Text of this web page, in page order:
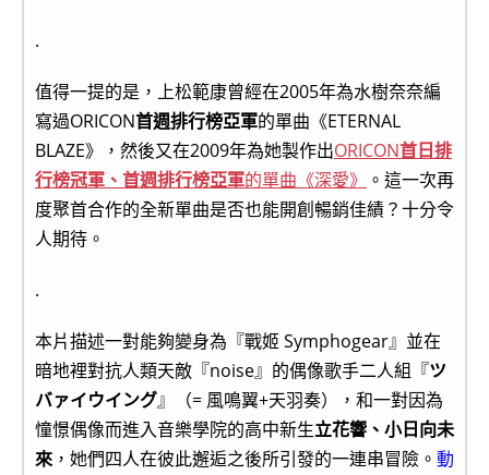
.
值得一提的是，上松範康曾經在2005年為水樹奈奈編
寫過ORICON首週排行榜亞軍的單曲《ETERNAL
BLAZE》，然後又在2009年為她製作出ORICON首日排
行榜冠軍、首週排行榜亞軍的單曲《深愛》 。這一次再
度聚首合作的全新單曲是否也能開創暢銷佳績？十分令
人期待。
.
本片描述一對能夠變身為『戰姬 Symphogear』並在
暗地裡對抗人類天敵『noise』的偶像歌手二人組『ツ
バァイウイング』（= 風鳴翼+天羽奏），和一對因為
憧憬偶像而進入音樂學院的高中新生立花響、小日向未
來 ，她們四人在彼此邂逅之後所引發的一連串冒險。 動